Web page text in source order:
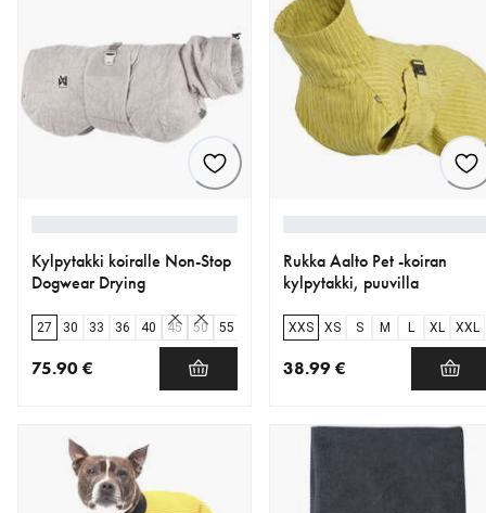
Kylpytakki koiralle Non-Stop
Dogwear Drying
27 30 33 36 40 45 50 55 70
75.90 €
Rukka Aalto Pet -koiran
kylpytakki, puuvilla
XXS XS S M L XL XXL
38.99 €